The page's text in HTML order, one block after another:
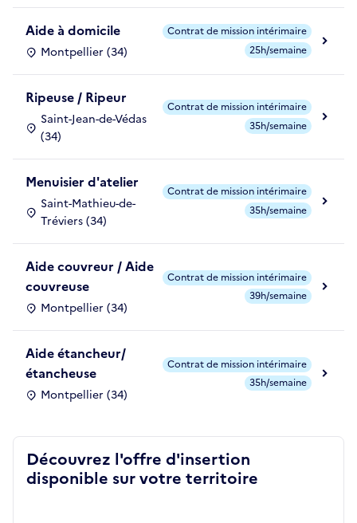
Aide à domicile
Montpellier (34)
Contrat de mission intérimaire
25h/semaine
Ripeuse / Ripeur
Saint-Jean-de-Védas
(34)
Contrat de mission intérimaire
35h/semaine
Menuisier d'atelier
Saint-Mathieu-de-
Tréviers (34)
Contrat de mission intérimaire
35h/semaine
Aide couvreur / Aide
couvreuse
Montpellier (34)
Contrat de mission intérimaire
39h/semaine
Aide étancheur/
étancheuse
Montpellier (34)
Contrat de mission intérimaire
35h/semaine
Découvrez l'offre d'insertion
disponible sur votre territoire